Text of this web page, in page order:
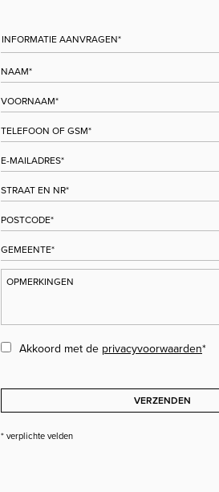
Akkoord met de privacyvoorwaarden*
VERZENDEN
* verplichte velden